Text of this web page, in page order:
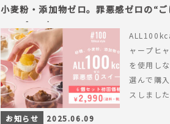
小麦粉・添加物ゼロ。罪悪感ゼロの“
ャープ100）』
ャープヒ
を使用し
選んで購
スしました
お知らせ 2025.06.09